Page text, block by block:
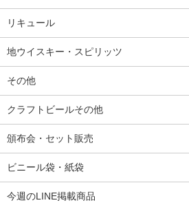
リキュール
地ウイスキー・スピリッツ
その他
クラフトビールその他
頒布会・セット販売
ビニール袋・紙袋
今週のLINE掲載商品